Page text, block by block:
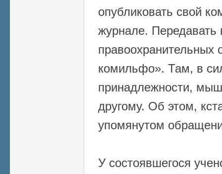
опубликовать свой
журнале. Передавать
правоохранительных
комильфо». Там, в
принадлежности,
другому. Об этом,
упомянутом
У состоявшегося